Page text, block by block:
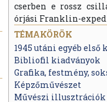
cserben e rossz
órjási Franklin-
TÉMAKÖRÖK
1945 utáni egyéb első
Bibliofil kiadványok
Grafika, festmény,
Képzőművészet
Művészi illusztrációk